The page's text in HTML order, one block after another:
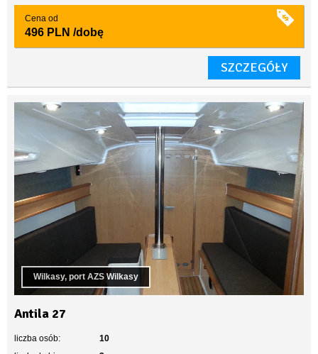
Cena od
496 PLN /dobę
SZCZEGÓŁY
Wilkasy, port AZS Wilkasy
Antila 27
liczba osób:
10